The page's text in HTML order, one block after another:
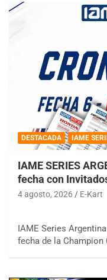
DESTACADA IAME
IAME SERIES
fecha con
4 agosto, 2026 E-Kart
IAME Series
fecha de la Champion